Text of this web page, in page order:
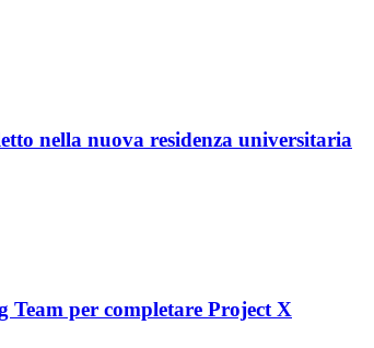
nella nuova residenza universitaria
Team per completare Project X